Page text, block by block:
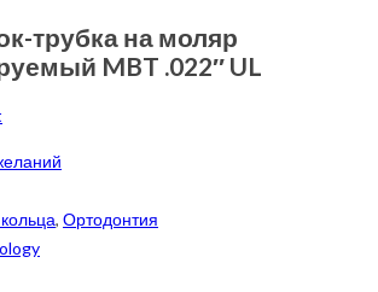
трубка на моляр
MBT .022″ UL
, Ортодонтия